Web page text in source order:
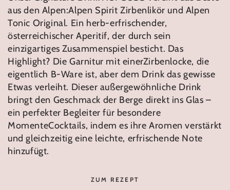
aus den Alpen:Alpen Spirit Zirbenlikör und Alpen
Tonic Original. Ein herb-erfrischender,
österreichischer Aperitif, der durch sein
einzigartiges Zusammenspiel besticht. Das
Highlight? Die Garnitur mit einerZirbenlocke, die
eigentlich B-Ware ist, aber dem Drink das gewisse
Etwas verleiht. Dieser außergewöhnliche Drink
bringt den Geschmack der Berge direkt ins Glas –
ein perfekter Begleiter für besondere
MomenteCocktails, indem es ihre Aromen verstärkt
und gleichzeitig eine leichte, erfrischende Note
hinzufügt.
ZUM REZEPT